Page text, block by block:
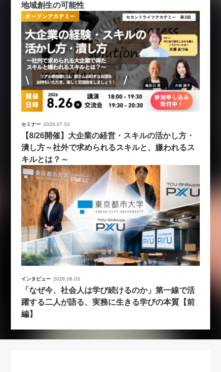
地域創生の可能性
セミナー 2026.07.02
【8/26開催】大企業の経営・スキルの活かし方・
潰し方～社外で求められるスキルと、嫌われるス
キルとは？～
インタビュー 2026.08.03
「なぜ今、社会人は学び続けるのか」第一線で活
躍する二人が語る、実務に生きる学びの本質【前
編】